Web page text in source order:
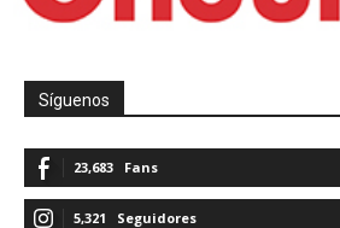
Síguenos
23,683 Fans
5,321 Seguidores